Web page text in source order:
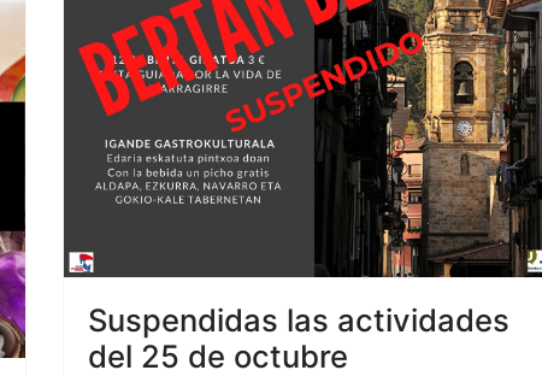
Suspendidas las actividades
del 25 de octubre